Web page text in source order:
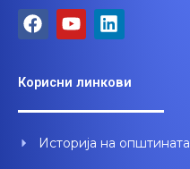
F
a
b
o
k
Y
o
u
b
L
i
e
d
n
Корисни линкови
Историја на општината